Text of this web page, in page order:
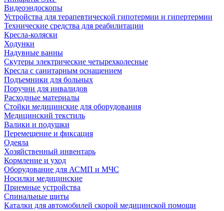
Видеоэндоскопы
Устройства для терапевтической гипотермии и гипертермии
Технические средства для реабилитации
Кресла-коляски
Ходунки
Надувные ванны
Скутеры электрические четырехколесные
Кресла с санитарным оснащением
Подъемники для больных
Поручни для инвалидов
Расходные материалы
Стойки медицинские для оборудования
Медицинский текстиль
Валики и подушки
Перемещение и фиксация
Одеяла
Хозяйственный инвентарь
Кормление и уход
Оборудование для АСМП и МЧС
Носилки медицинские
Приемные устройства
Спинальные щиты
Каталки для автомобилей скорой медицинской помощи